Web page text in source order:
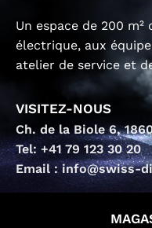
Un espace de 200
électrique, aux
atelier de service et
VISITEZ-NOUS
Ch. de la Biole 6,
Tel: +41 79 123 30 20
Email : info@swiss-